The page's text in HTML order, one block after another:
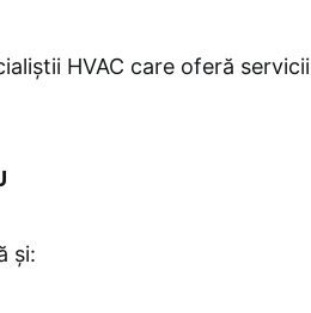
HVAC care oferă servicii
și: